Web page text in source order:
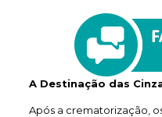
A Destinação das
Após a crematorização,